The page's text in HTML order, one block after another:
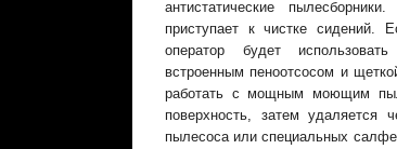
антистатические
приступает к чистке сидений.
оператор будет
встроенным пеноотсосом и
работать с мощным моющим
поверхность, затем
пылесоса или специальных